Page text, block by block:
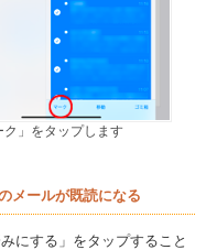
ク」をタップします
メールが既読になる
にする」をタップすること